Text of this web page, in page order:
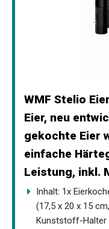
WMF Stelio
Eier, neu
gekochte Eier
einfache
Leistung, inkl.
Inhalt: 1x
(17,5 x 20 x 15
Kunststoff-Halter